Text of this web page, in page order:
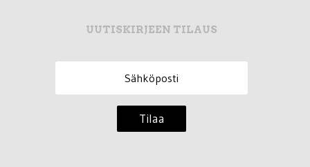
UUTISKIRJEEN TILAUS
Tilaa